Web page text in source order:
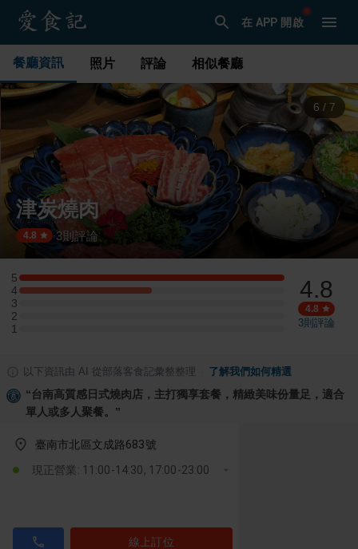
在 APP 開啟
餐廳資訊 照片 評論 相似餐廳
6 / 7
津炭燒肉
4.8 ·3則評論
5
5 星：2 則評論
4
4 星：1 則評論
3
3 星：0 則評論
2
2 星：0 則評論
1
1 星：0 則評論
4.8
4.8
3則評論
以下資訊由 AI 從部落客食記彙整整理 了解我們如何精選
“台南高質感日式燒肉店，主打獨享套餐，精緻美味份量足，適合
單人或多人聚餐。 ”
臺南市北區文成路683號
現正營業: 11:00-14:30, 17:00-23:00
線上訂位